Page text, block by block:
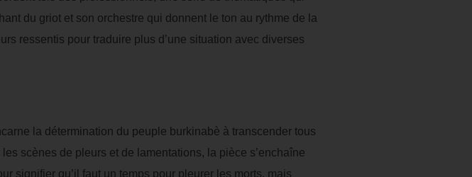
du griot et son orchestre qui donnent le ton au rythme de la
ressentis pour traduire plus d’une situation avec diverses
la détermination du peuple burkinabè à transcender tous
scènes de pleurs et de lamentations, la pièce s’enchaîne
signifier qu’il faut un temps pour pleurer les morts, mais